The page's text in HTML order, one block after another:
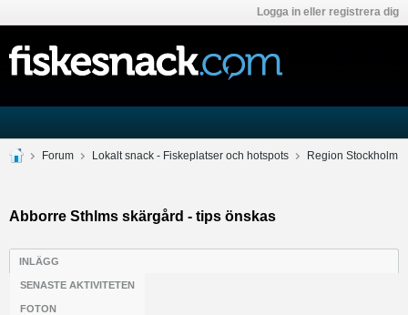
Logga in eller registrera dig
Forum Lokalt snack - Fiskeplatser och hotspots Region Stockholm
Abborre Sthlms skärgård - tips önskas
INLÄGG
SENASTE AKTIVITETEN
FOTON